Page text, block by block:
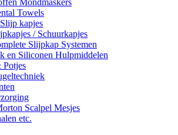
Mondmaskers
Towels
kapjes
/ Schuurkapjes
Slijpkap Systemen
en Siliconen Hulpmiddelen
Potjes
Scalpel Mesjes
etc.